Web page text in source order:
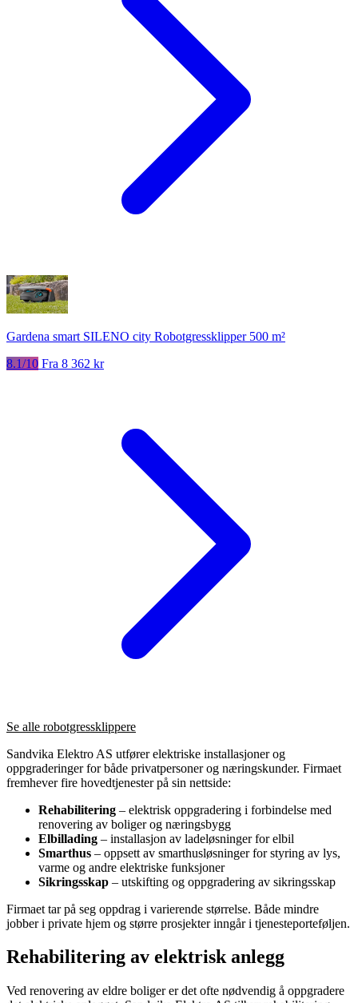
Gardena smart SILENO city Robotgressklipper 500 m²
8.1/10 Fra 8 362 kr
Se alle robotgressklippere
Sandvika Elektro AS utfører elektriske installasjoner og
oppgraderinger for både privatpersoner og næringskunder. Firmaet
fremhever fire hovedtjenester på sin nettside:
Rehabilitering – elektrisk oppgradering i forbindelse med
renovering av boliger og næringsbygg
Elbillading – installasjon av ladeløsninger for elbil
Smarthus – oppsett av smarthusløsninger for styring av lys,
varme og andre elektriske funksjoner
Sikringsskap – utskifting og oppgradering av sikringsskap
Firmaet tar på seg oppdrag i varierende størrelse. Både mindre
jobber i private hjem og større prosjekter inngår i tjenesteporteføljen.
Rehabilitering av elektrisk anlegg
Ved renovering av eldre boliger er det ofte nødvendig å oppgradere